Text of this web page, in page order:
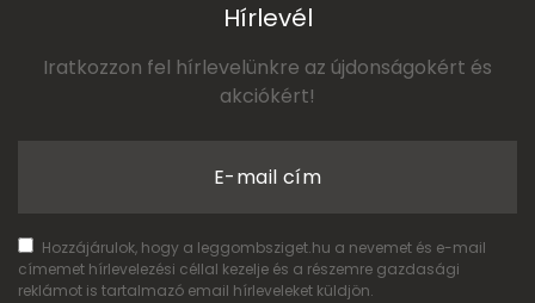
Hírlevél
Iratkozzon fel hírlevelünkre az újdonságokért és
akciókért!
E-mail cím
Hozzájárulok, hogy a leggombsziget.hu a nevemet és e-mail
címemet hírlevelezési céllal kezelje és a részemre gazdasági
reklámot is tartalmazó email hírleveleket küldjön.